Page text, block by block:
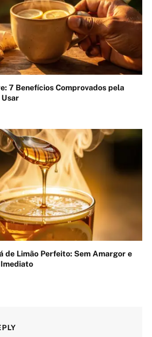
7 Benefícios Comprovados pela
Usar
de Limão Perfeito: Sem Amargor e